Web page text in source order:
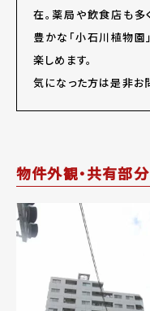
在。薬局や飲食店も多
豊かな「小石川植物園
楽しめます。
気になった方は是非お
物件外観・共有部分